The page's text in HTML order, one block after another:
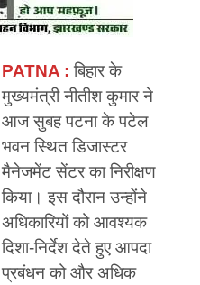
PATNA : बिहार के
मुख्यमंत्री नीतीश कुमार ने
आज सुबह पटना के पटेल
भवन स्थित डिजास्टर
मैनेजमेंट सेंटर का निरीक्षण
किया। इस दौरान उन्होंने
अधिकारियों को आवश्यक
दिशा-निर्देश देते हुए आपदा
प्रबंधन को और अधिक